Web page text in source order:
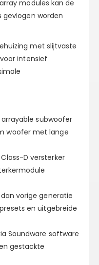
array modules kan de
gevlogen worden
met slijtvaste
intensief
subwoofer
woofer met lange
D versterker
vorige generatie
en uitgebreide
Soundware software
gestackte